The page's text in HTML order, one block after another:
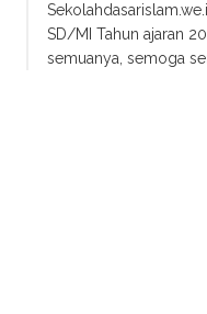
SD/MI Tahun ajaran
semuanya, semoga